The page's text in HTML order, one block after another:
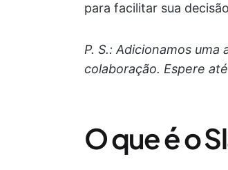
para facilitar sua
P. S.: Adicionamos
colaboração. Espere
O que é o